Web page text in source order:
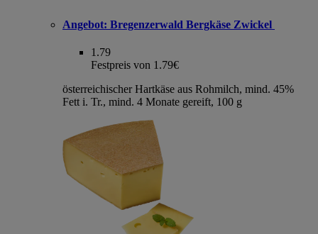
Angebot: Bregenzerwald Bergkäse Zwickel
1.79
Festpreis von 1.79€
österreichischer Hartkäse aus Rohmilch, mind. 45%
Fett i. Tr., mind. 4 Monate gereift, 100 g